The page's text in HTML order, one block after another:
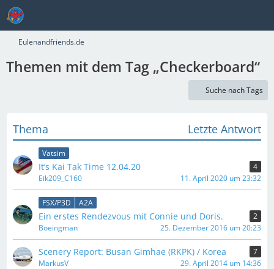
Eulenandfriends.de
Themen mit dem Tag „Checkerboard“
Suche nach Tags
Thema Letzte Antwort
Vatsim
It’s Kai Tak Time 12.04.20
4
Eik209_C160
11. April 2020 um 23:32
FSX/P3D A2A
Ein erstes Rendezvous mit Connie und Doris.
2
Boeingman
25. Dezember 2016 um 20:23
Scenery Report: Busan Gimhae (RKPK) / Korea
7
MarkusV
29. April 2014 um 14:36